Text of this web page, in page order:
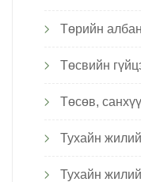
Төрийн
Төсвийн
Төсөв,
Тухайн
Тухайн